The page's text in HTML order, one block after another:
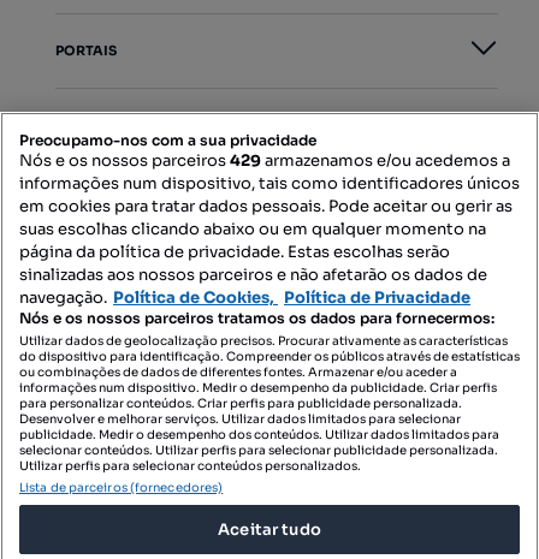
PORTAIS
Contacte-nos
SIGA-NOS:
DESCARREGAR NA:
© 2026 Imovirtual.com, OLX Portugal, S.A.
Preocupamo-nos com a sua privacidade
Nós e os nossos parceiros429armazenamos e/ou acedemos a
informações num dispositivo, tais como identificadores únicos
em cookies para tratar dados pessoais. Pode aceitar ou gerir as
suas escolhas clicando abaixo ou em qualquer momento na
página da política de privacidade. Estas escolhas serão
sinalizadas aos nossos parceiros e não afetarão os dados de
navegação. Política de Cookies, Política de Privacidade
Nós e os nossos parceiros tratamos os dados para fornecermos:
Utilizar dados de geolocalização precisos. Procurar ativamente as características
do dispositivo para identificação. Compreender os públicos através de estatísticas
ou combinações de dados de diferentes fontes. Armazenar e/ou aceder a
informações num dispositivo. Medir o desempenho da publicidade. Criar perfis
para personalizar conteúdos. Criar perfis para publicidade personalizada.
Desenvolver e melhorar serviços. Utilizar dados limitados para selecionar
publicidade. Medir o desempenho dos conteúdos. Utilizar dados limitados para
selecionar conteúdos. Utilizar perfis para selecionar publicidade personalizada.
Utilizar perfis para selecionar conteúdos personalizados.
Lista de parceiros (fornecedores)
Aceitar tudo